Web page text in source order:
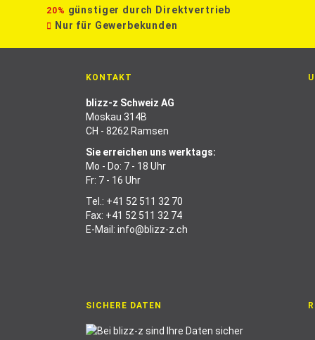
20% günstiger durch Direktvertrieb
Nur für Gewerbekunden
KONTAKT
blizz-z Schweiz AG
Moskau 314B
CH - 8262 Ramsen
Sie erreichen uns werktags:
Mo - Do: 7 - 18 Uhr
Fr: 7 - 16 Uhr
Tel.: +41 52 511 32 70
Fax: +41 52 511 32 74
E-Mail: info@blizz-z.ch
SICHERE DATEN